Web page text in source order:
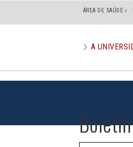
Main
superior
ÁREA DE SAÚDE
menu
A